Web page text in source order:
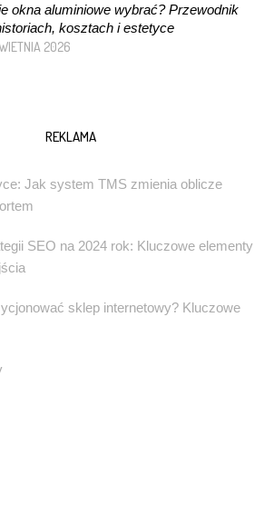
okna aluminiowe wybrać? Przewodnik
kosztach i estetyce
2026
REKLAMA
Jak system TMS zmienia oblicze
SEO na 2024 rok: Kluczowe elementy
sklep internetowy? Kluczowe